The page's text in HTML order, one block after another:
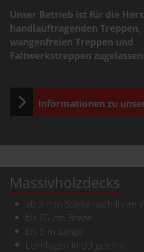
Unser Betrieb ist für die
handlauftragenden Treppen,
wangenfreien Treppen und
Faltwerkstreppen
Informationen zu
Massivholzdecks
ab 3 mm Stärke nach Ihren
bis 65 cm Breite
bis 5 m Länge
Leimfugen in D3 geleimt